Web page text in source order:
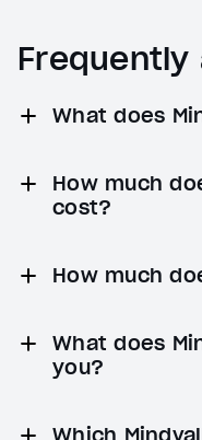
Frequently
What does
How much
cost?
How much
What does
you?